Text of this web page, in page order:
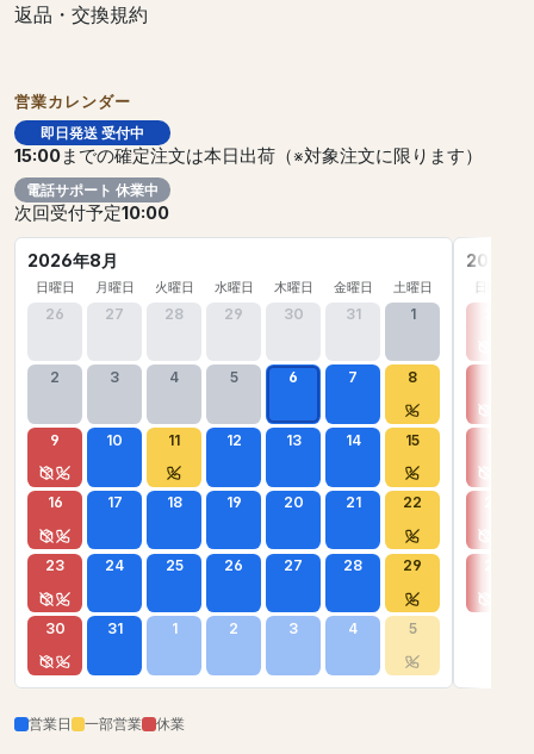
返品・交換規約
営業カレンダー
即日発送 受付中
15:00までの確定注文は本日出荷（※対象注文に限ります）
電話サポート 休業中
次回受付予定10:00
2026年8月
日曜日 月曜日 火曜日 水曜日 木曜日 金曜日 土曜日
26 27 28 29 30 31 1
2 3 4 5 6 7 8
9 10 11 12 13 14 15
16 17 18 19 20 21 22
23 24 25 26 27 28 29
30 31 1 2 3 4 5
2026年
日曜日
営業日 一部営業 休業